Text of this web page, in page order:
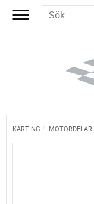
KARTING MOTORDELAR